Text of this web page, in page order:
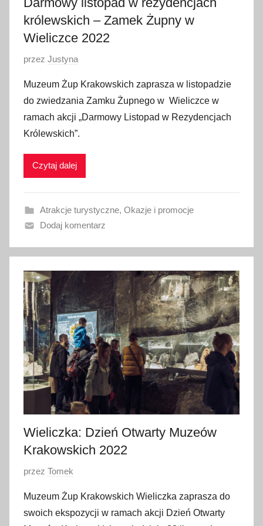
królewskich – Zamek Żupny w
Wieliczce 2022
O
u
b
l
i
w
n
o
1
l
i
s
t
o
p
a
d
a
2
przez Justyna
Muzeum Żup Krakowskich zaprasza w listopadzie
do zwiedzania Zamku Żupnego w Wieliczce w
ramach akcji „Darmowy Listopad w Rezydencjach
Królewskich”.
Czytaj dalej
Atrakcje turystyczne, Okazje i promocje
Dodaj komentarz
Wieliczka: Dzień Otwarty Muzeów
Krakowskich 2022
O
u
b
przez Tomek
Muzeum Żup Krakowskich Wieliczka zaprasza do
swoich ekspozycji w ramach akcji Dzień Otwarty